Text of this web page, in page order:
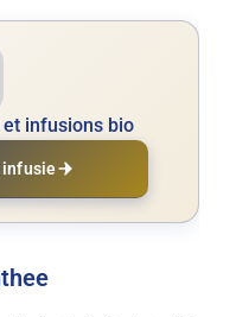
et infusions bio
infusie